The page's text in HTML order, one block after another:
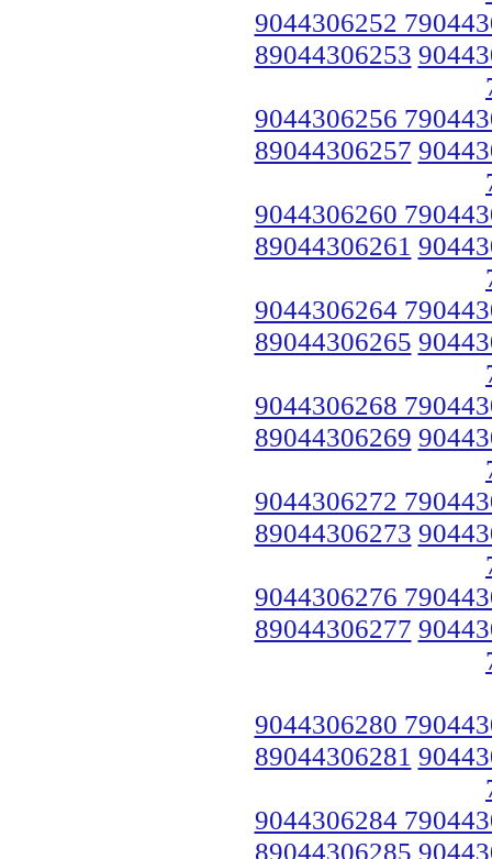
9044306252
89044306253
9044306256
89044306257
9044306260
89044306261
9044306264
89044306265
9044306268
89044306269
9044306272
89044306273
9044306276
89044306277
9044306280
89044306281
9044306284
89044306285